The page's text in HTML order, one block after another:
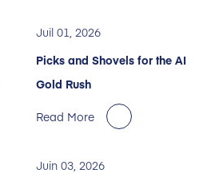
Juil 01, 2026
Picks and Shovels for the AI
Gold Rush
Read More
Juin 03, 2026